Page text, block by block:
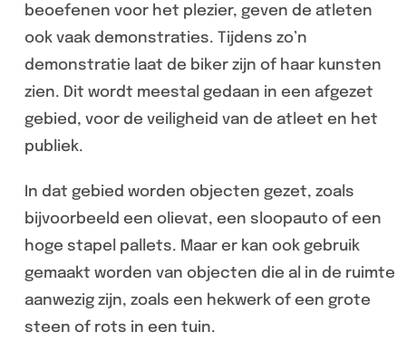
beoefenen voor het plezier, geven de atleten
ook vaak demonstraties. Tijdens zo’n
demonstratie laat de biker zijn of haar kunsten
zien. Dit wordt meestal gedaan in een afgezet
gebied, voor de veiligheid van de atleet en het
publiek.
In dat gebied worden objecten gezet, zoals
bijvoorbeeld een olievat, een sloopauto of een
hoge stapel pallets. Maar er kan ook gebruik
gemaakt worden van objecten die al in de ruimte
aanwezig zijn, zoals een hekwerk of een grote
steen of rots in een tuin.